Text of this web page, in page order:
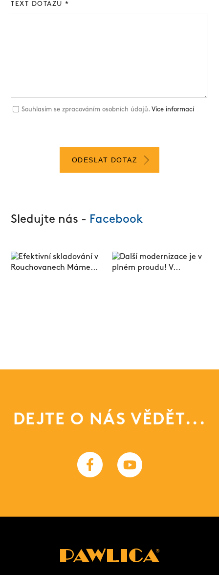
TEXT DOTAZU *
Souhlasím se zpracováním osobních údajů.Více informací
ODESLAT DOTAZ
Sledujte nás - Facebook
DEJTE O NÁS VĚDĚT...